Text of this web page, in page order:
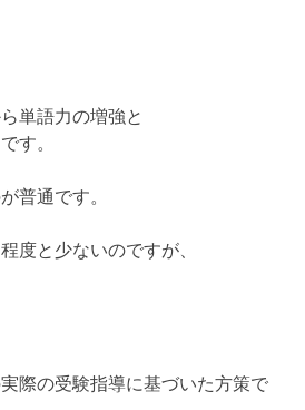
単語力の増強と
す。
普通です。
度と少ないのですが、
際の受験指導に基づいた方策で